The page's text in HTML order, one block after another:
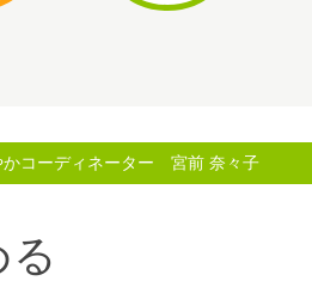
かコーディネーター 宮前 奈々子
る